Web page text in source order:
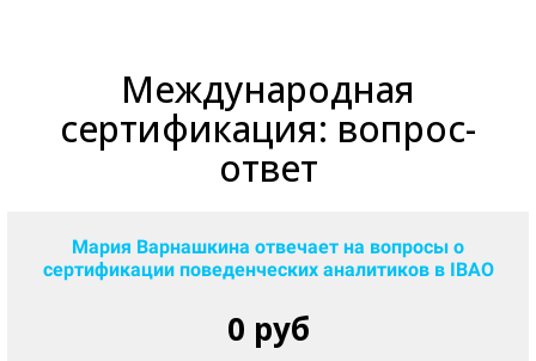
Международная
сертификация: вопрос-
ответ
Мария Варнашкина отвечает на вопросы о
сертификации поведенческих аналитиков в IBAO
0 руб